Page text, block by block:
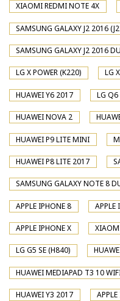
XIAOMI REDMI NOTE 4X
SAMSUNG GALAXY J2 2016
SAMSUNG GALAXY J2 2016
LG X POWER (K220) LG
HUAWEI Y6 2017 LG Q6
HUAWEI NOVA 2
HUAWEI P9 LITE MINI
HUAWEI P8 LITE 2017
SAMSUNG GALAXY NOTE 8
APPLE IPHONE 8 APPLE
APPLE IPHONE X
LG G5 SE (H840)
HUAWEI MEDIAPAD T3 10
HUAWEI Y3 2017